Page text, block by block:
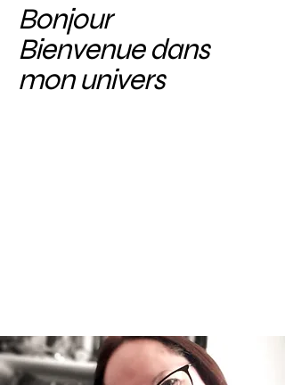
Bonjour
Bienvenue dans
mon univers